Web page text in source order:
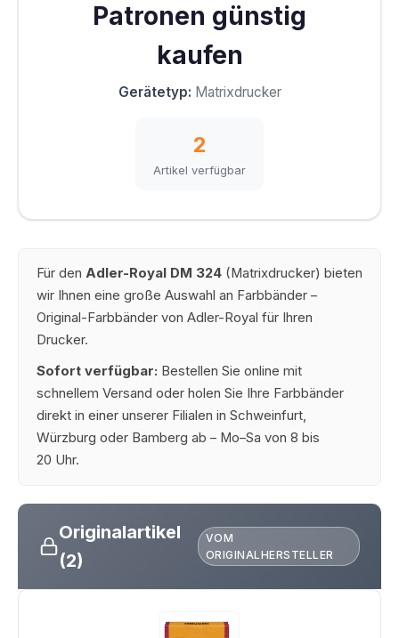
Patronen günstig
kaufen
Gerätetyp: Matrixdrucker
2
Artikel verfügbar
Für den Adler-Royal DM 324 (Matrixdrucker) bieten
wir Ihnen eine große Auswahl an Farbbänder –
Original-Farbbänder von Adler-Royal für Ihren
Drucker.
Sofort verfügbar: Bestellen Sie online mit
schnellem Versand oder holen Sie Ihre Farbbänder
direkt in einer unserer Filialen in Schweinfurt,
Würzburg oder Bamberg ab – Mo–Sa von 8 bis
20 Uhr.
Originalartikel
(2)
VOM
ORIGINALHERSTELLER